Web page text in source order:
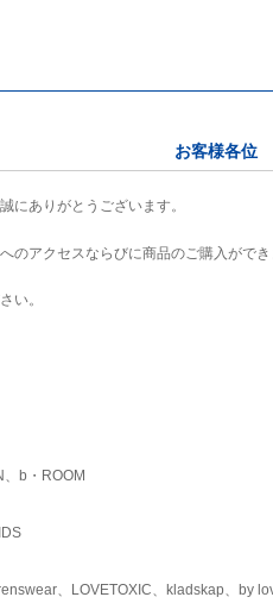
お客様各位
にありがとうございます。
のアクセスならびに商品のご購入ができ
い。
b・ROOM
、LOVETOXIC、kladskap、by